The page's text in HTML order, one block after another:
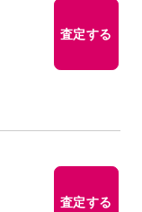
査定する
査定する